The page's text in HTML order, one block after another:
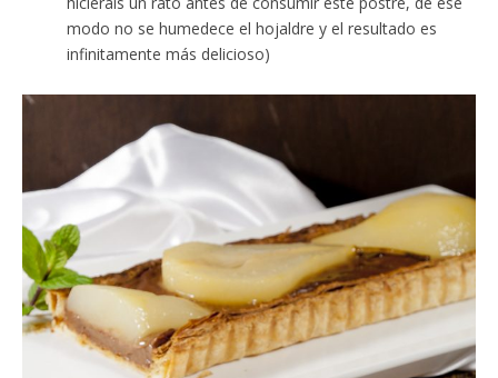
modo no se humedece el hojaldre y el resultado es
infinitamente más delicioso)